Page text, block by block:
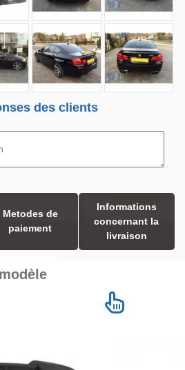
des clients
Metodes de
paiement
Informations
concernant la
livraison